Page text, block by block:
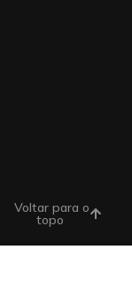
Voltar para o
topo